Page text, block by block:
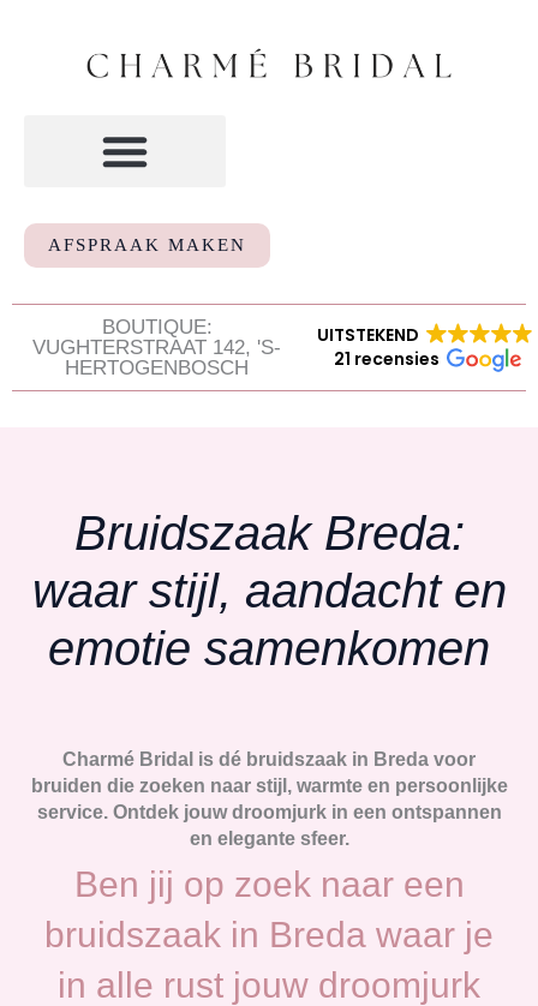
AFSPRAAK MAKEN
BOUTIQUE:
VUGHTERSTRAAT 142, 'S-
HERTOGENBOSCH
UITSTEKEND
21 recensies
Bruidszaak Breda:
waar stijl, aandacht en
emotie samenkomen
Charmé Bridal is dé bruidszaak in Breda voor
bruiden die zoeken naar stijl, warmte en persoonlijke
service. Ontdek jouw droomjurk in een ontspannen
en elegante sfeer.
Ben jij op zoek naar een
bruidszaak in Breda waar je
in alle rust jouw droomjurk